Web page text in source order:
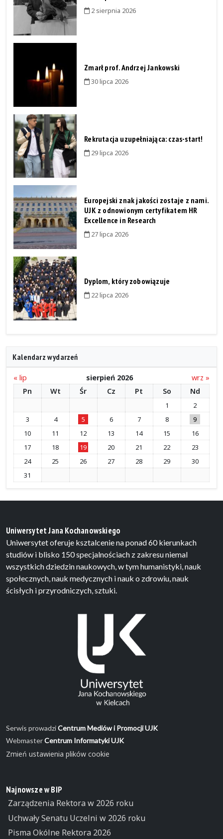
2 sierpnia 2026
Zmarł prof. Andrzej Jankowski
30 lipca 2026
Rekrutacja uzupełniająca: czas-start!
29 lipca 2026
Europejski znak jakości zostaje z nami.
UJK z odnowionym certyfikatem HR
Excellence in Research
27 lipca 2026
Dyplom, który zobowiązuje
22 lipca 2026
Kalendarz wydarzeń
« lip sierpień 2026
wrz »
Pn
Wt Śr Cz Pt So Nd
1
2
3
4 5 6 7 8
9
10
11 12 13 14 15
16
17
18 19 20 21 22
23
24
25 26 27 28 29
30
31
Uniwersytet Jana Kochanowskiego
Uniwersytet oferuje ksztalcenie na ponad 60 kierunkach
studiów i blisko 150 specjalnościach z zakresu niemal
wszystkich dziedzin naukowych, w tym humanistyki, nauk
społecznych, nauk medycznych i nauk o zdrowiu, nauk
ścisłych i przyrodniczych, sztuki.
Serwis prowadziCentrum Mediów i Promocji UJK
WebmasterCentrum Informatyki UJK
Zmień ustawienia plików cookie
Najnowsze w BIP
Zarządzenia Rektora w 2026 roku
Uchwały Senatu Uczelni w 2026 roku
Pisma Okólne Rektora 2026